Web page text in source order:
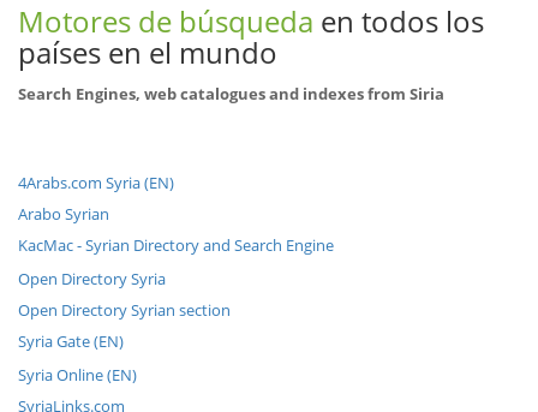
Motores de búsqueda en todos los
países en el mundo
Search Engines, web catalogues and indexes from Siria
4Arabs.com Syria (EN)
Arabo Syrian
KacMac - Syrian Directory and Search Engine
Open Directory Syria
Open Directory Syrian section
Syria Gate (EN)
Syria Online (EN)
SyriaLinks.com